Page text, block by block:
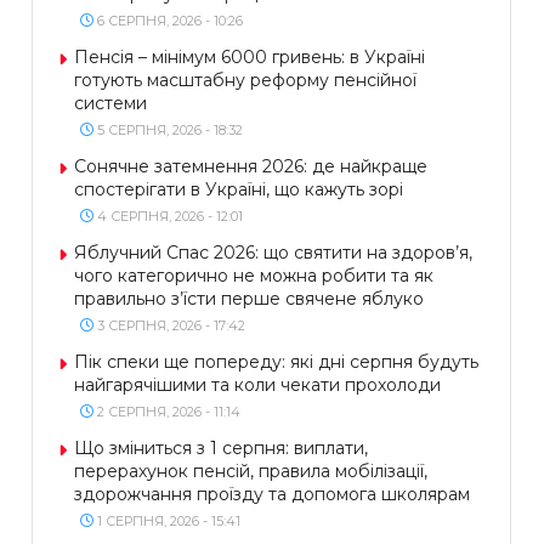
6 СЕРПНЯ, 2026 - 10:26
Пенсія – мінімум 6000 гривень: в Україні
готують масштабну реформу пенсійної
системи
5 СЕРПНЯ, 2026 - 18:32
Сонячне затемнення 2026: де найкраще
спостерігати в Україні, що кажуть зорі
4 СЕРПНЯ, 2026 - 12:01
Яблучний Спас 2026: що святити на здоров’я,
чого категорично не можна робити та як
правильно з’їсти перше свячене яблуко
3 СЕРПНЯ, 2026 - 17:42
Пік спеки ще попереду: які дні серпня будуть
найгарячішими та коли чекати прохолоди
2 СЕРПНЯ, 2026 - 11:14
Що зміниться з 1 серпня: виплати,
перерахунок пенсій, правила мобілізації,
здорожчання проїзду та допомога школярам
1 СЕРПНЯ, 2026 - 15:41